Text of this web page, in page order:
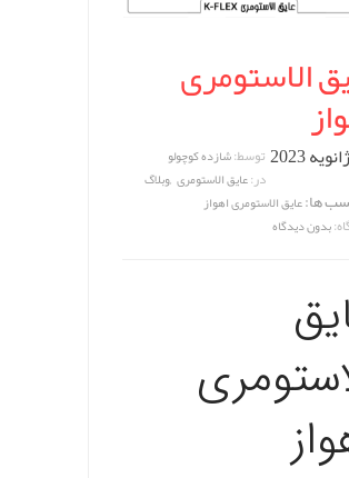
الاستومری
توسط:شازده کوچولو
در:عایق الاستومری ,وبلاگ
ها:عایق الاستومری اهواز
بدون دیدگاه